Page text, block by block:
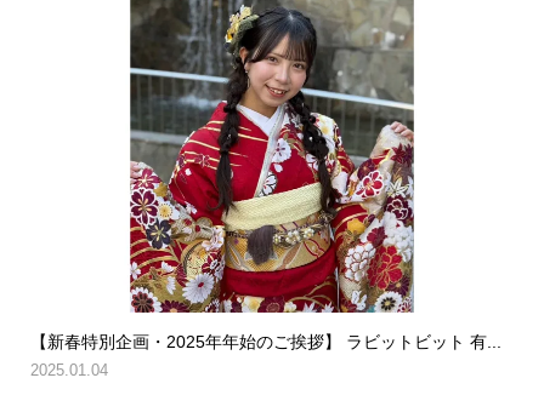
【新春特別企画・2025年年始のご挨拶】 ラビットビット 有...
2025.01.04